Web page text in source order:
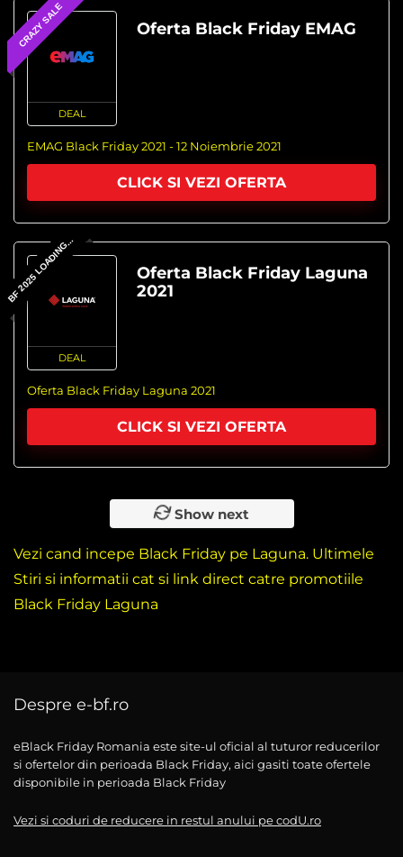
CRAZY SALE
DEAL
Oferta Black Friday EMAG
EMAG Black Friday 2021 - 12 Noiembrie 2021
CLICK SI VEZI OFERTA
BF 2025 LOADING...
DEAL
Oferta Black Friday Laguna
2021
Oferta Black Friday Laguna 2021
CLICK SI VEZI OFERTA
Show next
Vezi cand incepe Black Friday pe Laguna. Ultimele
Stiri si informatii cat si link direct catre promotiile
Black Friday Laguna
Despre e-bf.ro
eBlack Friday Romania este site-ul oficial al tuturor reducerilor
si ofertelor din perioada Black Friday, aici gasiti toate ofertele
disponibile in perioada Black Friday
Vezi si coduri de reducere in restul anului pe codU.ro